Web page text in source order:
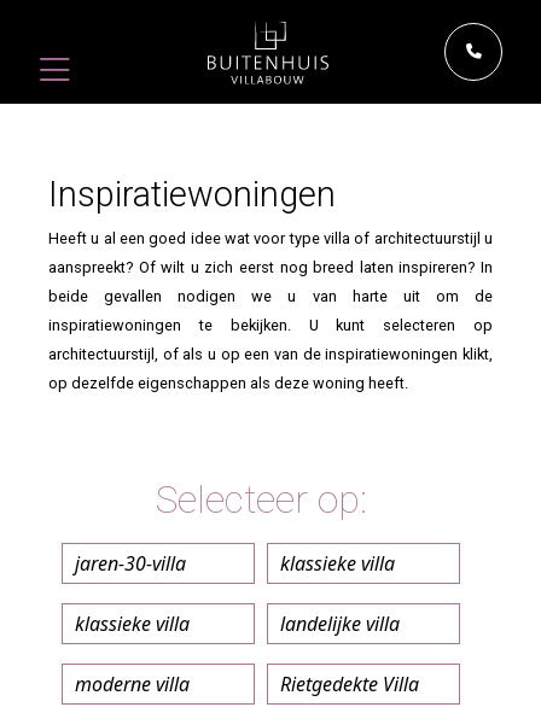
Inspiratiewoningen
Heeft u al een goed idee wat voor type villa of architectuurstijl u
aanspreekt? Of wilt u zich eerst nog breed laten inspireren? In
beide gevallen nodigen we u van harte uit om de
inspiratiewoningen te bekijken. U kunt selecteren op
architectuurstijl, of als u op een van de inspiratiewoningen klikt,
op dezelfde eigenschappen als deze woning heeft.
Selecteer op:
jaren-30-villa klassieke villa
klassieke villa landelijke villa
moderne villa Rietgedekte Villa